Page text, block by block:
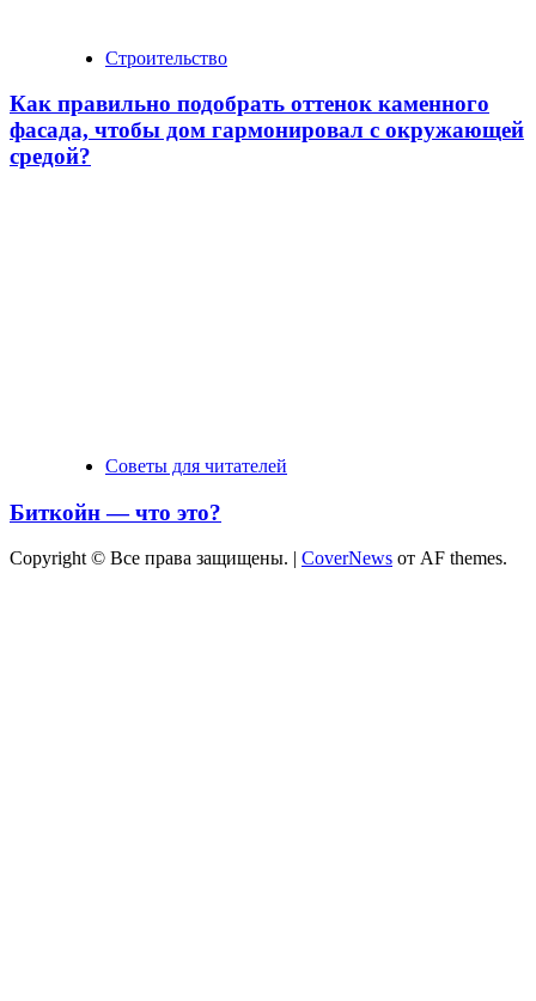
Строительство
Как правильно подобрать оттенок каменного
фасада, чтобы дом гармонировал с окружающей
средой?
Советы для читателей
Биткойн — что это?
Copyright © Все права защищены. | CoverNews от AF themes.